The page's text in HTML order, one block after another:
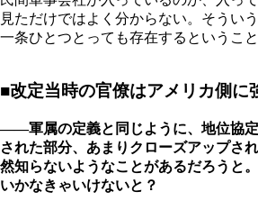
見ただけではよく分からない。そうい
一条ひとつとっても存在するというこ
■改定当時の官僚はアメリカ側に
――軍属の定義と同じように、地位協
された部分、あまりクローズアップさ
然知らないようなことがあるだろうと
いかなきゃいけないと？